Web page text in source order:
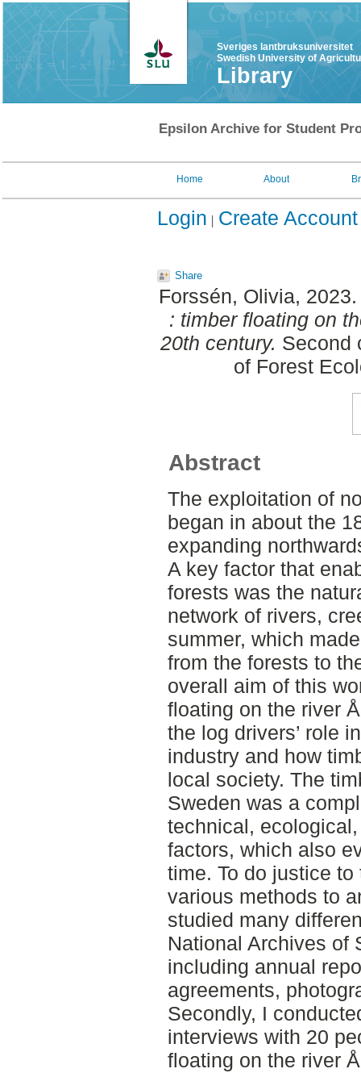
Sveriges lantbruksuniversitet
Swedish University of
Library
Epsilon Archive for Student
Home About
Login Create Account
Share
Forssén, Olivia,
: timber floating on
20th century. Second
of Forest
Abstract
The exploitation of
began in about the
expanding
A key factor that
forests was the
network of rivers,
summer, which
from the forests to
overall aim of this
floating on the river
the log drivers’ role
industry and how
local society. The
Sweden was a
technical,
factors, which also
time. To do justice
various methods to
studied many
National Archives of
including annual
agreements,
Secondly, I
interviews with 20
floating on the river